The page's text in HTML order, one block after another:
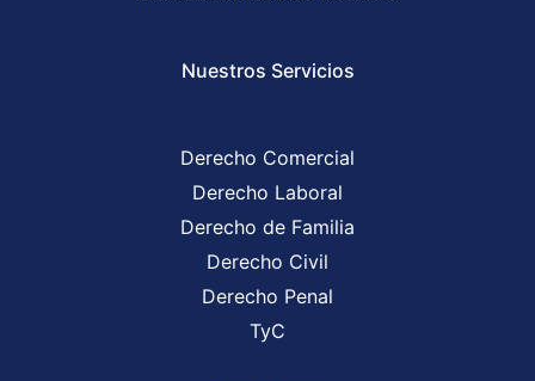
Nuestros Servicios
Derecho Comercial
Derecho Laboral
Derecho de Familia
Derecho Civil
Derecho Penal
TyC